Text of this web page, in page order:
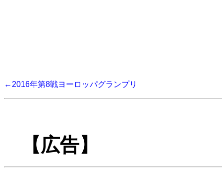
←2016年第8戦ヨーロッパグランプリ
【広告】